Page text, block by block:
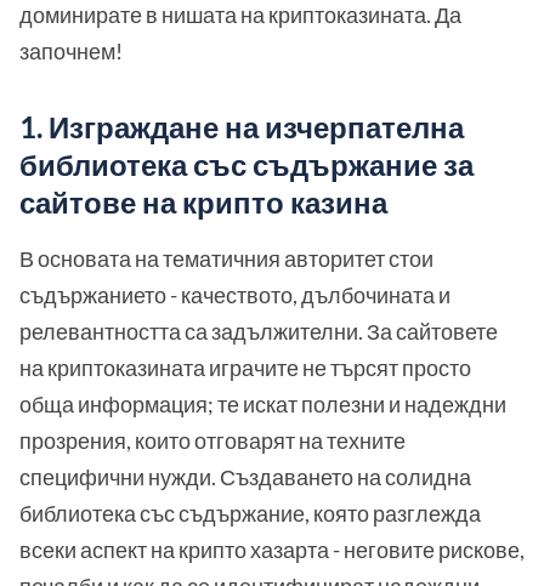
доминирате в нишата на криптоказината. Да
започнем!
1. Изграждане на изчерпателна
библиотека със съдържание за
сайтове на крипто казина
В основата на тематичния авторитет стои
съдържанието - качеството, дълбочината и
релевантността са задължителни. За сайтовете
на криптоказината играчите не търсят просто
обща информация; те искат полезни и надеждни
прозрения, които отговарят на техните
специфични нужди. Създаването на солидна
библиотека със съдържание, която разглежда
всеки аспект на крипто хазарта - неговите рискове,